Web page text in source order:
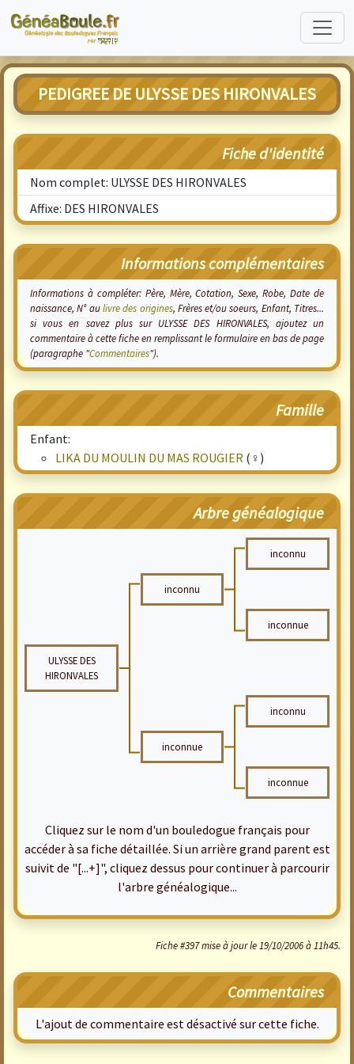
PEDIGREE DE ULYSSE DES HIRONVALES
Fiche d'identité
Nom complet: ULYSSE DES HIRONVALES
Affixe: DES HIRONVALES
Informations complémentaires
Informations à compléter: Père, Mère, Cotation, Sexe, Robe, Date de
naissance, N° aulivre des origines, Frères et/ou soeurs, Enfant, Titres...
si vous en savez plus sur ULYSSE DES HIRONVALES, ajoutez un
commentaire à cette fiche en remplissant le formulaire en bas de page
(paragraphe "Commentaires").
Famille
Enfant:
LIKA DU MOULIN DU MAS ROUGIER (♀)
Arbre généalogique
inconnu
inconnu
inconnue
ULYSSE DES
HIRONVALES
inconnu
inconnue
inconnue
Cliquez sur le nom d'un bouledogue français pour
accéder à sa fiche détaillée. Si un arrière grand parent est
suivit de "[...+]", cliquez dessus pour continuer à parcourir
l'arbre généalogique...
Fiche #397 mise à jour le 19/10/2006 à 11h45.
Commentaires
L'ajout de commentaire est désactivé sur cette fiche.